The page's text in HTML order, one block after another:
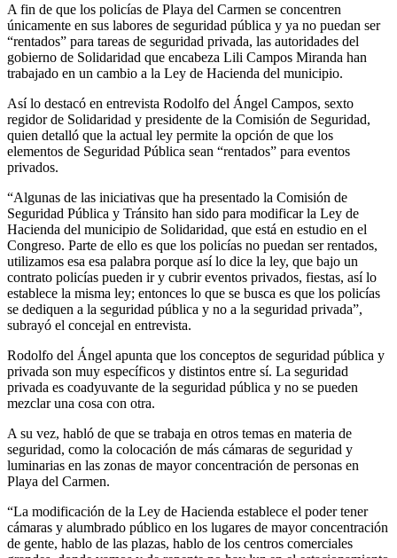
A fin de que los policías de Playa del Carmen se concentren
únicamente en sus labores de seguridad pública y ya no puedan ser
“rentados” para tareas de seguridad privada, las autoridades del
gobierno de Solidaridad que encabeza Lili Campos Miranda han
trabajado en un cambio a la Ley de Hacienda del municipio.
Así lo destacó en entrevista Rodolfo del Ángel Campos, sexto
regidor de Solidaridad y presidente de la Comisión de Seguridad,
quien detalló que la actual ley permite la opción de que los
elementos de Seguridad Pública sean “rentados” para eventos
privados.
“Algunas de las iniciativas que ha presentado la Comisión de
Seguridad Pública y Tránsito han sido para modificar la Ley de
Hacienda del municipio de Solidaridad, que está en estudio en el
Congreso. Parte de ello es que los policías no puedan ser rentados,
utilizamos esa esa palabra porque así lo dice la ley, que bajo un
contrato policías pueden ir y cubrir eventos privados, fiestas, así lo
establece la misma ley; entonces lo que se busca es que los policías
se dediquen a la seguridad pública y no a la seguridad privada”,
subrayó el concejal en entrevista.
Rodolfo del Ángel apunta que los conceptos de seguridad pública y
privada son muy específicos y distintos entre sí. La seguridad
privada es coadyuvante de la seguridad pública y no se pueden
mezclar una cosa con otra.
A su vez, habló de que se trabaja en otros temas en materia de
seguridad, como la colocación de más cámaras de seguridad y
luminarias en las zonas de mayor concentración de personas en
Playa del Carmen.
“La modificación de la Ley de Hacienda establece el poder tener
cámaras y alumbrado público en los lugares de mayor concentración
de gente, hablo de las plazas, hablo de los centros comerciales